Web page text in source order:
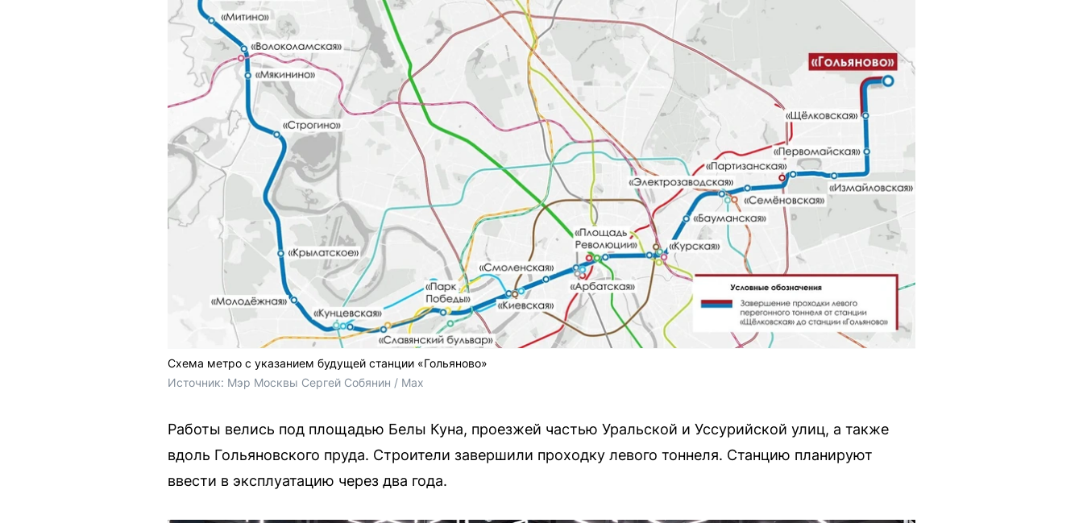
Схема метро с указанием будущей станции «Гольяново»
Источник: Мэр Москвы Сергей Собянин / Max
Работы велись под площадью Белы Куна, проезжей частью Уральской и Уссурийской улиц, а также
вдоль Гольяновского пруда. Строители завершили проходку левого тоннеля. Станцию планируют
ввести в эксплуатацию через два года.